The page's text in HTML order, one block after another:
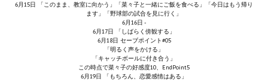
Новости Архив
6月15日 「このまま、教室に向かう」「菜々子と一緒にご飯を食べる」「今日はもう帰り
ます」「野球部の試合を見に行く」
6月16日 -
6月17日 「しばらく傍観する」
6月18日 セーブポイント#05
「明るく声をかける」
「キャッチボールに付き合う」
この時点で菜々子の好感度10、EndPoint5
6月19日 「もちろん、恋愛感情はある」